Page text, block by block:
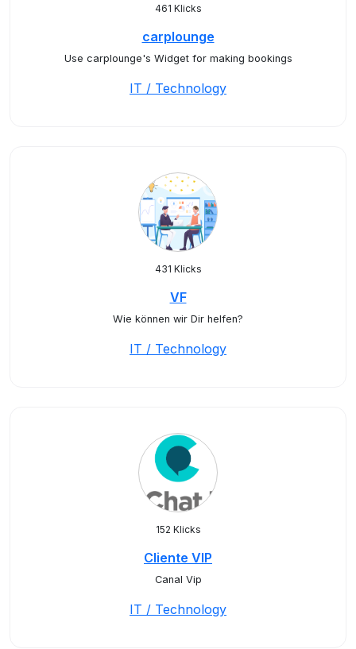
461 Klicks
carplounge
Use carplounge's Widget for making bookings
IT / Technology
431 Klicks
VF
Wie können wir Dir helfen?
IT / Technology
152 Klicks
Cliente VIP
Canal Vip
IT / Technology